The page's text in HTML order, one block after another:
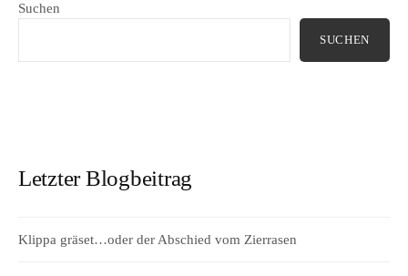
Suchen
SUCHEN
Letzter Blogbeitrag
Klippa gräset…oder der Abschied vom Zierrasen